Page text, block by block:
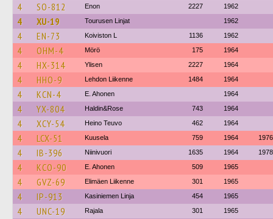
4 SO-812 Enon 2227 1962
4 XU-19 Tourusen Linjat 1962
4 EN-73 Koiviston L 1136 1962
4 OHM-4 Mörö 175 1964
4 HX-314 Ylisen 2227 1964
4 HHO-9 Lehdon Liikenne 1484 1964
4 KCN-4 E. Ahonen 1964
4 YX-804 Haldin&Rose 743 1964
4 XCY-54 Heino Teuvo 462 1964
4 LCX-51 Kuusela 759 1964 1976
4 IB-396 Niinivuori 1635 1964 1978
4 KCO-90 E. Ahonen 509 1965
4 GVZ-69 Elimäen Liikenne 301 1965
4 IP-913 Kasiniemen Linja 454 1965
4 UNC-19 Rajala 301 1965